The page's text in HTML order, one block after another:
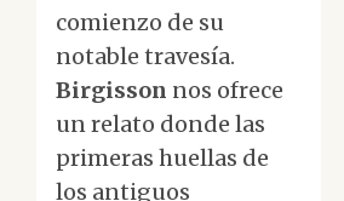
comienzo de su
notable travesía.
Birgisson nos ofrece
un relato donde las
primeras huellas de
los antiguos